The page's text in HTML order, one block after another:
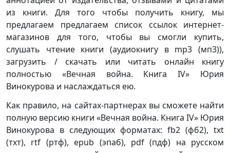
из книги. Для того чтобы получить книгу, мы
предлагаем предлагаем список ссылок интернет-
магазинов для того, чтобы вы смогли купить,
слушать чтение книги (аудиокнигу в mp3 (мп3)),
загрузить / скачать или читать онлайн книгу
полностью «Вечная война. Книга IV» Юрия
Винокурова и наслаждаться ею.
Как правило, на сайтах-партнерах вы сможете найти
полную версию книги «Вечная война. Книга IV» Юрия
Винокурова в следующих форматах: fb2 (фб2), txt
(тхт), rtf (ртф), epub (эпаб), pdf (пдф) на русском